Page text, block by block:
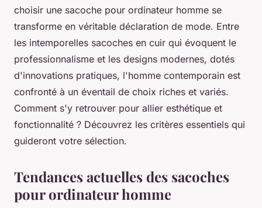
choisir une sacoche pour ordinateur homme se
transforme en véritable déclaration de mode. Entre
les intemporelles sacoches en cuir qui évoquent le
professionnalisme et les designs modernes, dotés
d'innovations pratiques, l'homme contemporain est
confronté à un éventail de choix riches et variés.
Comment s'y retrouver pour allier esthétique et
fonctionnalité ? Découvrez les critères essentiels qui
guideront votre sélection.
Tendances actuelles des sacoches
pour ordinateur homme